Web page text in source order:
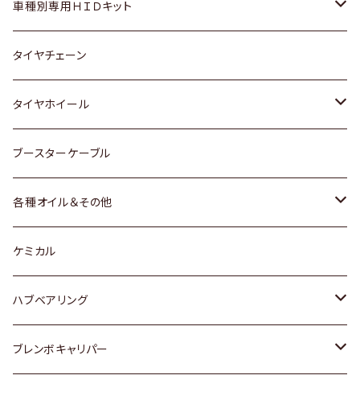
マツダ
三菱
スバル
レクサス
ダイハツ
マツダ
三菱
スバル
日産
いすゞ
ダイハツ
マツダ
三菱
スバル
スズキ
日産
ダイハツ
スバル
ホンダ
スズキ
日産
ダイハツ
マツダ
ホンダ
スズキ
日産
ダイハツ
マツダ
スバル
車種別専用ＨＩＤキット
トヨタ
マツダ
タイヤチェーン
タイヤホイール
トヨタ
ホンダ
スズキ
日産
ダイハツ
ブースターケーブル
各種オイル＆その他
ディーデル洗浄添加剤
ケミカル
ハブベアリング
トヨタ
ブレンボキャリパー